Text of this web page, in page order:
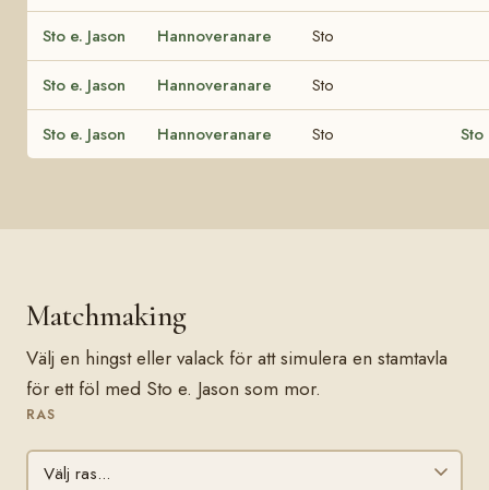
Sto e. Jason Hannoveranare Sto
Sto e. Jason Hannoveranare Sto
Sto e. Jason Hannoveranare Sto
Matchmaking
Välj en hingst eller valack för att simulera en stamtavla
för ett föl med Sto e. Jason som mor.
RAS